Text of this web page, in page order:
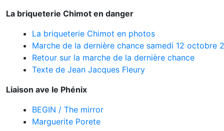
La briqueterie Chimot en danger
La briqueterie Chimot en photos
Marche de la dernière chance samedi 12 octobre
Retour sur la marche de la dernière chance
Texte de Jean Jacques Fleury
Liaison ave le Phénix
BEGIN / The mirror
Marguerite Porete